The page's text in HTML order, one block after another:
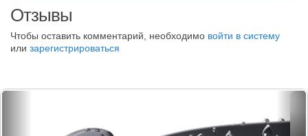
Отзывы
Чтобы оставить комментарий, необходимо войти в систему
или зарегистрироваться